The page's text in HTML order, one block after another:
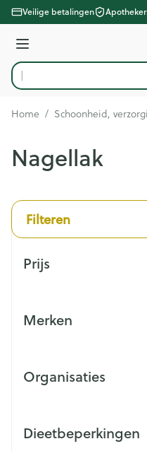
Ga naar de inhoud
Veilige betalingen
Menu
Product, merk, categorie...
Home / Schoonheid,
Nagellak
Filteren
Prijs
Merken
Organisaties
Dieetbeperkingen